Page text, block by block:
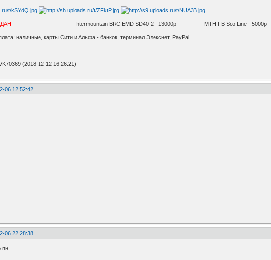
Intermountain BRC EMD SD40-2 - 13000p MTH FB Soo Line - 5000p
наличные, карты Сити и Альфа - банков, терминал Элекснет, PayPal.
(2018-12-12 16:26:21)
06 12:52:42
06 22:28:38
пн.